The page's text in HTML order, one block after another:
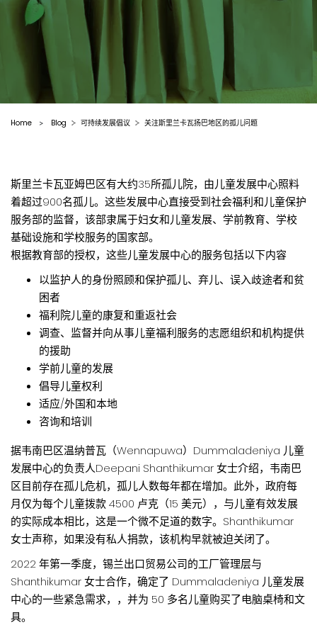
Home > Blog 可持续发展倡议 关注斯里兰卡瓦扬巴地区的孤儿问题
斯里兰卡瓦亚姆巴区有大约35所孤儿院，由儿童发展中心照料
着超过900名孤儿。这些发展中心直接受到社会福利和儿童保护
服务部的监督，该部隶属于妇女和儿童发展、学前教育、学校
基础设施和学校服务的国家部。
根据教育部的授权，这些儿童发展中心的服务包括以下内容
以监护人的身份照顾和保护孤儿、弃儿、误入歧途者和贫
困者
福利院儿童的康复和重返社会
调查、监督并向从事儿童福利服务的志愿组织和机构提供
的援助
学前儿童的发展
倡导儿童权利
适应/外国和本地
咨询和培训
据韦南巴区温纳普瓦（Wennapuwa）Dummaladeniya 儿童
发展中心的负责人Deepani Shanthikumar 女士介绍，韦南巴
区目前存在孤儿危机，孤儿人数每年都在增加。此外，政府每
月仅为每个儿童拨款 4500 卢克（15 美元），与儿童有效发展
的实际成本相比，这是一个微不足道的数字。Shanthikumar
女士声称，如果没有私人捐款，该机构早就被迫关闭了。
2022 年第一季度，锡兰出口贸易公司的工厂管理层与
Shanthikumar 女士合作，确定了 Dummaladeniya 儿童发展
中心的一些紧急需求，，并为 50 多名儿童购买了电脑桌椅和文
具。